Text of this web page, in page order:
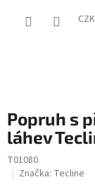
CZK
Popruh s
láhev
T01080
Značka: Tecline